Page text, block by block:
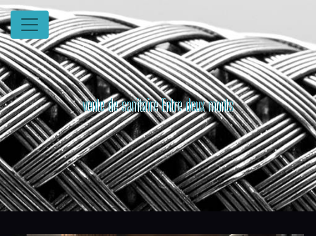
Panneau de gestion des cookies
vente de sanitaire Entre deux monts